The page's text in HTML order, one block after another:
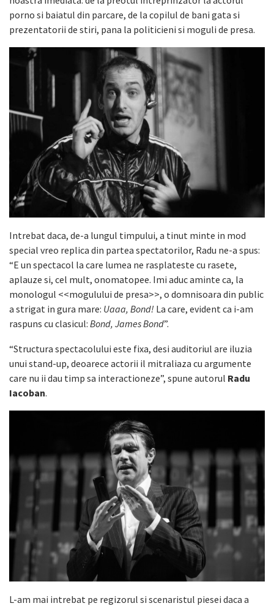
porno si baiatul din parcare, de la copilul de bani gata si
prezentatorii de stiri, pana la politicieni si moguli de presa.
Intrebat daca, de-a lungul timpului, a tinut minte in mod
special vreo replica din partea spectatorilor, Radu ne-a spus:
“E un spectacol la care lumea ne rasplateste cu rasete,
aplauze si, cel mult, onomatopee. Imi aduc aminte ca, la
monologul <<mogulului de presa>>, o domnisoara din public
a strigat in gura mare: Uaaa, Bond! La care, evident ca i-am
raspuns cu clasicul: Bond, James Bond”.
“Structura spectacolului este fixa, desi auditoriul are iluzia
unui stand-up, deoarece actorii il mitraliaza cu argumente
care nu ii dau timp sa interactioneze”, spune autorul Radu
Iacoban.
L-am mai intrebat pe regizorul si scenaristul piesei daca a